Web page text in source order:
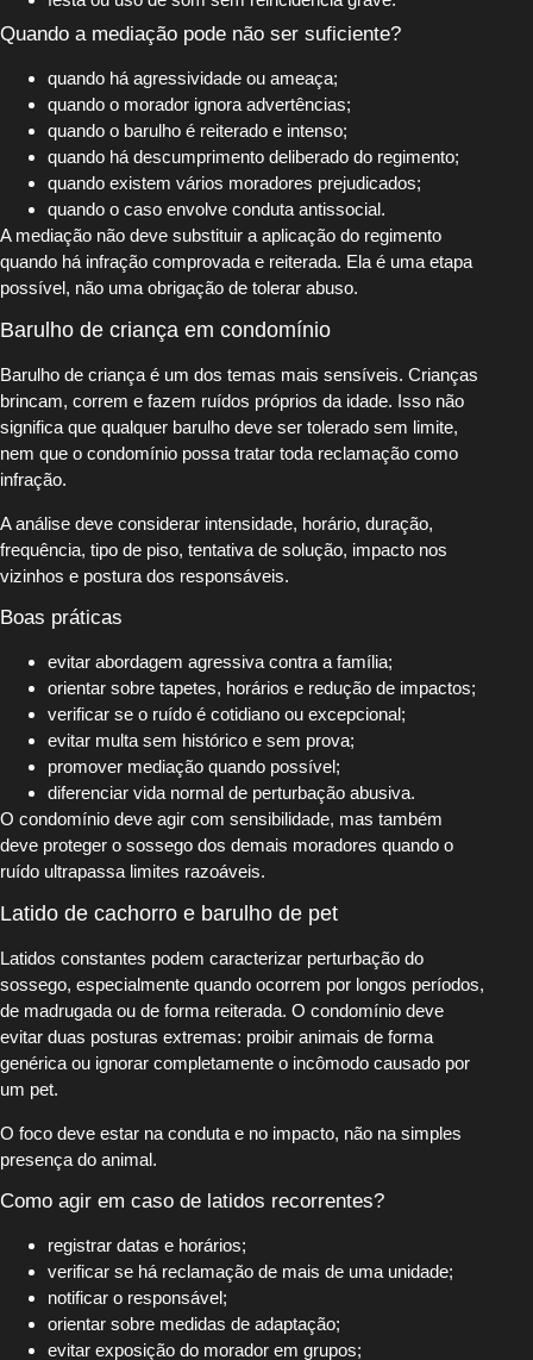
Quando a mediação pode não ser suficiente?
quando há agressividade ou ameaça;
quando o morador ignora advertências;
quando o barulho é reiterado e intenso;
quando há descumprimento deliberado do regimento;
quando existem vários moradores prejudicados;
quando o caso envolve conduta antissocial.
A mediação não deve substituir a aplicação do regimento
quando há infração comprovada e reiterada. Ela é uma etapa
possível, não uma obrigação de tolerar abuso.
Barulho de criança em condomínio
Barulho de criança é um dos temas mais sensíveis. Crianças
brincam, correm e fazem ruídos próprios da idade. Isso não
significa que qualquer barulho deve ser tolerado sem limite,
nem que o condomínio possa tratar toda reclamação como
infração.
A análise deve considerar intensidade, horário, duração,
frequência, tipo de piso, tentativa de solução, impacto nos
vizinhos e postura dos responsáveis.
Boas práticas
evitar abordagem agressiva contra a família;
orientar sobre tapetes, horários e redução de impactos;
verificar se o ruído é cotidiano ou excepcional;
evitar multa sem histórico e sem prova;
promover mediação quando possível;
diferenciar vida normal de perturbação abusiva.
O condomínio deve agir com sensibilidade, mas também
deve proteger o sossego dos demais moradores quando o
ruído ultrapassa limites razoáveis.
Latido de cachorro e barulho de pet
Latidos constantes podem caracterizar perturbação do
sossego, especialmente quando ocorrem por longos períodos,
de madrugada ou de forma reiterada. O condomínio deve
evitar duas posturas extremas: proibir animais de forma
genérica ou ignorar completamente o incômodo causado por
um pet.
O foco deve estar na conduta e no impacto, não na simples
presença do animal.
Como agir em caso de latidos recorrentes?
registrar datas e horários;
verificar se há reclamação de mais de uma unidade;
notificar o responsável;
orientar sobre medidas de adaptação;
evitar exposição do morador em grupos;